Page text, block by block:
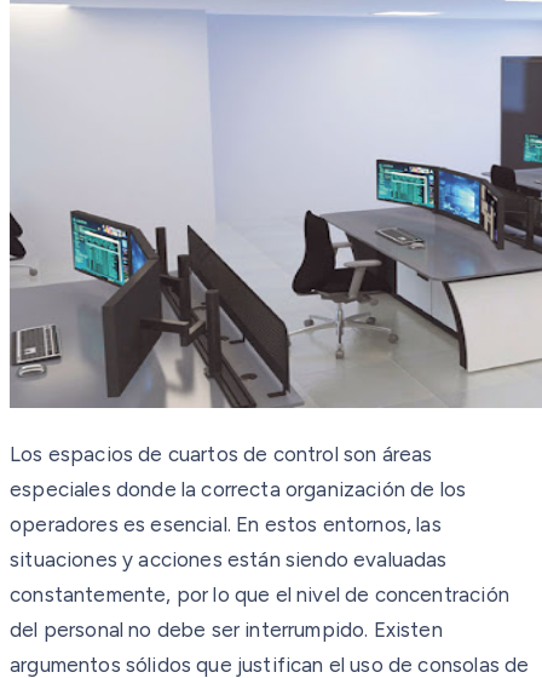
Los espacios de cuartos de control son áreas
especiales donde la correcta organización de los
operadores es esencial. En estos entornos, las
situaciones y acciones están siendo evaluadas
constantemente, por lo que el nivel de concentración
del personal no debe ser interrumpido. Existen
argumentos sólidos que justifican el uso de consolas de